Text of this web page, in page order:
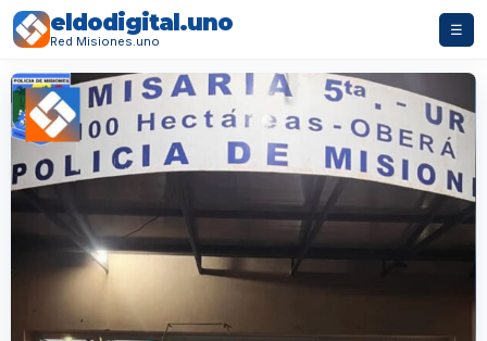
eldodigital.uno
Red Misiones.uno
☰